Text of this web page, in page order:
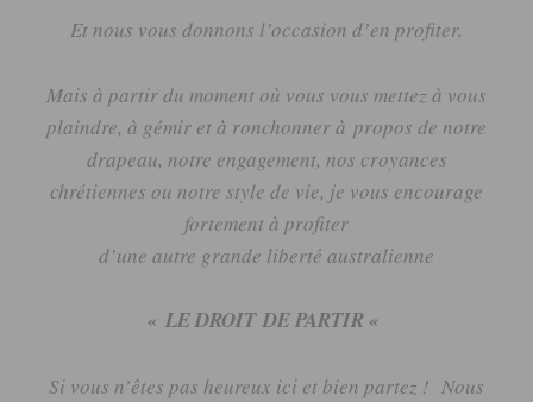
Et nous vous donnons l’occasion d’en profiter.
Mais à partir du moment où vous vous mettez à vous
plaindre, à gémir et à ronchonner à propos de notre
drapeau, notre engagement, nos croyances
chrétiennes ou notre style de vie, je vous encourage
fortement à profiter
d’une autre grande liberté australienne
« LE DROITDE PARTIR «
Si vous n’êtes pas heureux ici et bien partez ! Nous